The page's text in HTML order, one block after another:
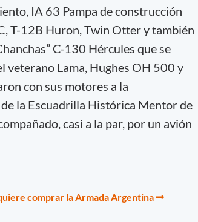
IA 63 Pampa de construcción
T-12B Huron, Twin Otter y también
C-130 Hércules que se
veterano Lama, Hughes OH 500 y
con sus motores a la
la Escuadrilla Histórica Mentor de
casi a la par, por un avión
comprar la Armada Argentina